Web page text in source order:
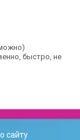
быстро, не
сайту